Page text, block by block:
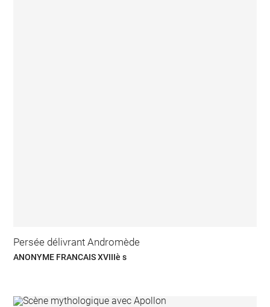
Persée délivrant Andromède
ANONYME FRANCAIS XVIIIè s